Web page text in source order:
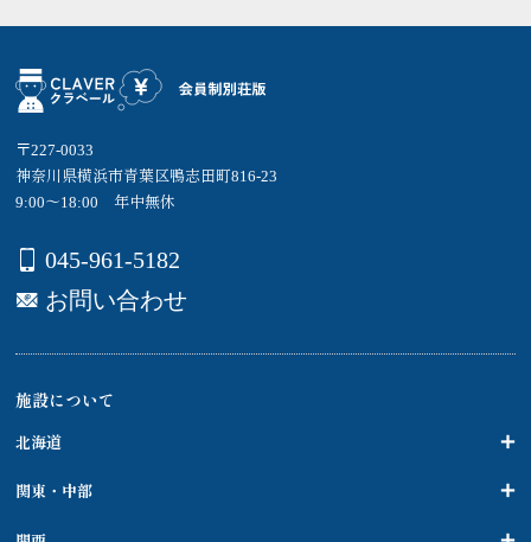
〒227-0033
神奈川県横浜市青葉区鴨志田町816-23
9:00～18:00 年中無休
045-961-5182
お問い合わせ
施設について
北海道
関東・中部